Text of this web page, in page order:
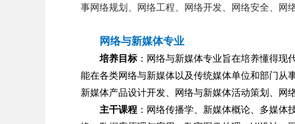
事网络规划、网络工程、网络开发、网络安全、网
网络与新媒体专业
培养目标： 网络与新媒体专业旨在培养懂得现
能在各类网络与新媒体以及传统媒体单位和部门从
新媒体产品设计开发、网络与新媒体活动策划、网
主干课程 ： 网络传播学、新媒体概论、多媒体